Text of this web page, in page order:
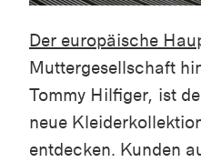
Der europäische
Muttergesellschaft
Tommy Hilfiger, ist
neue
entdecken. Kunden